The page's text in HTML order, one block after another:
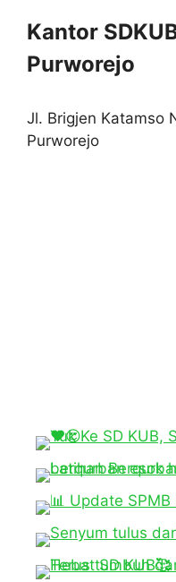
Kantor
Purworejo
Jl. Brigjen Katamso
Purworejo